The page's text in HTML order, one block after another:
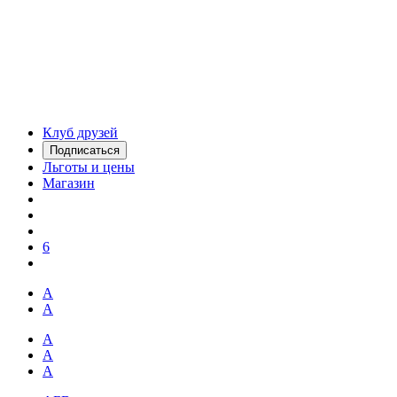
Клуб друзей
Подписаться
Льготы и цены
Магазин
6
А
А
А
А
А